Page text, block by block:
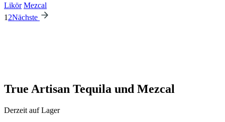
Likör Mezcal
1 2Nächste
True Artisan Tequila und Mezcal
Derzeit auf Lager